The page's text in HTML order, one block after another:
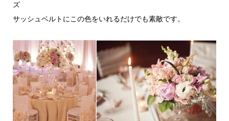
ズ
サッシュベルトにこの色をいれるだけでも素敵です。